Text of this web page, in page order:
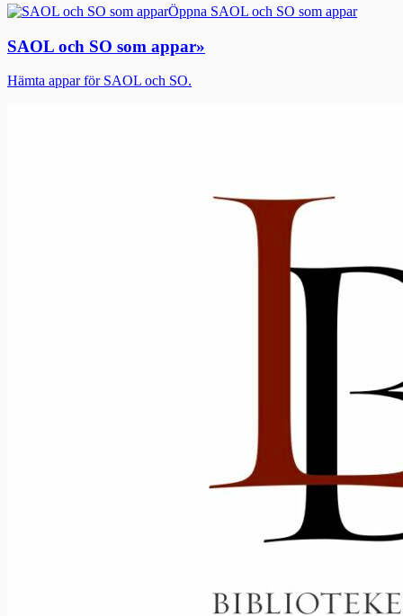
Öppna SAOL och SO som appar
SAOL och SO som appar»
Hämta appar för SAOL och SO.